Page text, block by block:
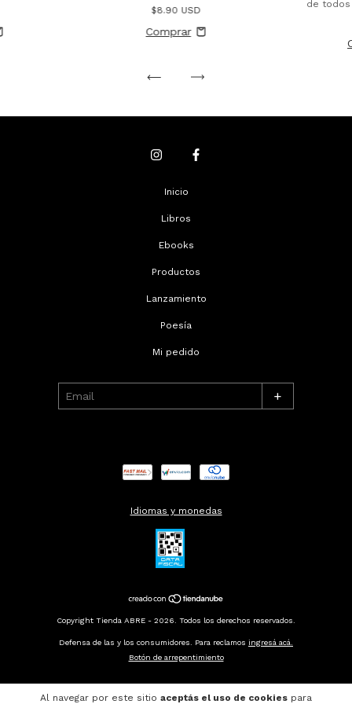
Al navegar por este sitio aceptás el uso de cookies para
$8.90 USD
de
Inicio
Libros
Ebooks
Productos
Lanzamiento
Poesía
Mi pedido
+
Idiomas y monedas
Copyright Tienda ABRE - 2026. Todos los derechos reservados.
Defensa de las y los consumidores. Para reclamos ingresá acá.
Botón de arrepentimiento